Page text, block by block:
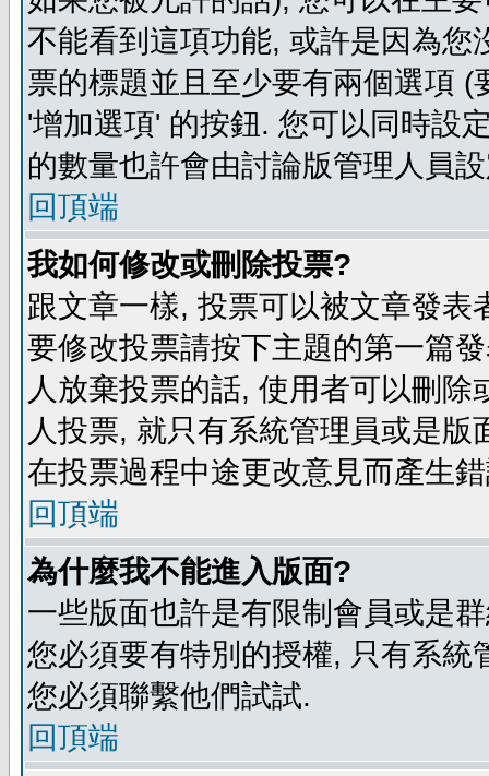
不能看到這項功能, 或許是因為
票的標題並且至少要有兩個選項
'增加選項' 的按鈕. 您可以同時設
的數量也許會由討論版管理人員
回頂端
我如何修改或刪除投票?
跟文章一樣, 投票可以被文章發
要修改投票請按下主題的第一篇
人放棄投票的話, 使用者可以刪
人投票, 就只有系統管理員或是
在投票過程中途更改意見而產生
回頂端
為什麼我不能進入版面?
一些版面也許是有限制會員或是
您必須要有特別的授權, 只有系
您必須聯繫他們試試.
回頂端